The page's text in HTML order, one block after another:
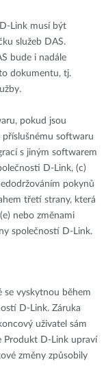
Link musí být
služeb DAS.
bude i nadále
dokumentu, tj.
pokud jsou
příslušnému softwaru
s jiným softwarem
D-Link, (c)
pokynů
třetí strany, která
nebo změnami
společností D-Link.
se vyskytnou během
D-Link. Záruka
uživatel sám
Produkt D-Link upraví
změny způsobily